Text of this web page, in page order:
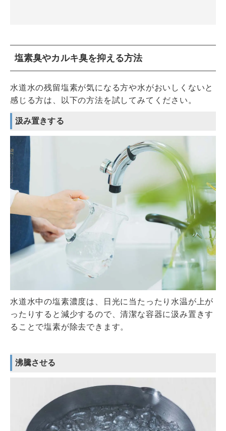
塩素臭やカルキ臭を抑える方法
水道水の残留塩素が気になる方や水がおいしくないと
感じる方は、以下の方法を試してみてください。
汲み置きする
水道水中の塩素濃度は、日光に当たったり水温が上が
ったりすると減少するので、清潔な容器に汲み置きす
ることで塩素が除去できます。
沸騰させる